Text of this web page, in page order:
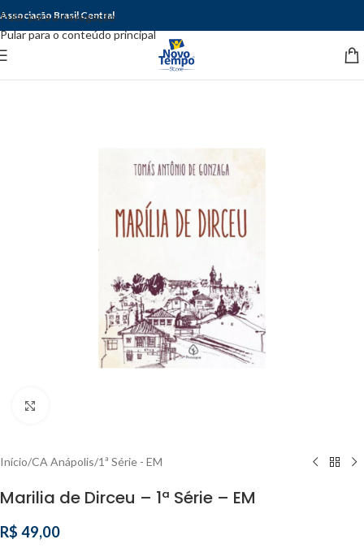
Pular para a navegação
Pular para o conteúdo principal
Associação Brasil Central
Início/CA Anápolis/1ª Série - EM
Marilia de Dirceu – 1ª Série – EM
R$ 49,00